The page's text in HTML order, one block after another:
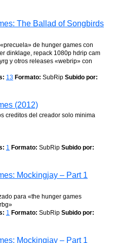
The Ballad of Songbirds
de hunger games con
dinklage, repack 1080p hdrip cam
y otros releases «webrip» con
13 Formato: SubRip Subido por:
(2012)
creditos del creador solo minima
1 Formato: SubRip Subido por:
Mockingjay – Part 1
para «the hunger games
1 Formato: SubRip Subido por:
Mockingjay – Part 1